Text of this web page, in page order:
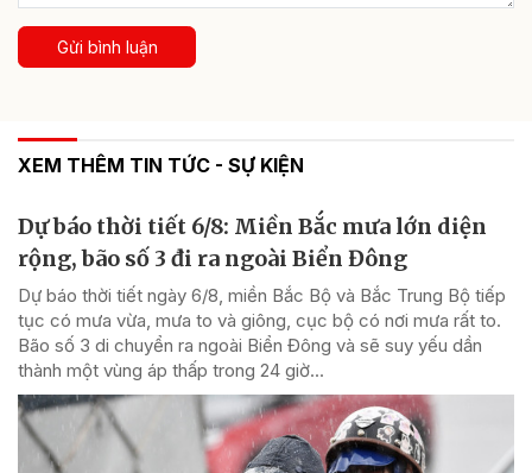
Gửi bình luận
XEM THÊM TIN TỨC - SỰ KIỆN
Dự báo thời tiết 6/8: Miền Bắc mưa lớn diện
rộng, bão số 3 đi ra ngoài Biển Đông
Dự báo thời tiết ngày 6/8, miền Bắc Bộ và Bắc Trung Bộ tiếp
tục có mưa vừa, mưa to và giông, cục bộ có nơi mưa rất to.
Bão số 3 di chuyển ra ngoài Biển Đông và sẽ suy yếu dần
thành một vùng áp thấp trong 24 giờ...